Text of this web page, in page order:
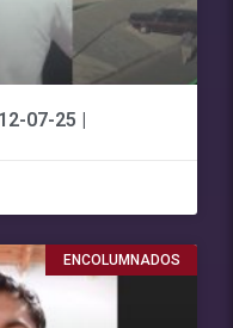
07-25 |
ENCOLUMNADOS